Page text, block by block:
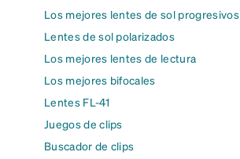
Los mejores lentes de sol progresivos
Lentes de sol polarizados
Los mejores lentes de lectura
Los mejores bifocales
Lentes FL-41
Juegos de clips
Buscador de clips